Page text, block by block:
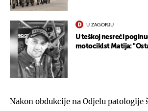
U ZAGORJU
U teškoj nesreći
motociklst Matija:
Nakon obdukcije na Odjelu patologije